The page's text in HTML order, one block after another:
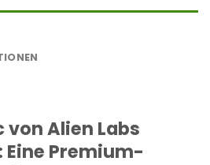
Alien Labs
Eine Premium-